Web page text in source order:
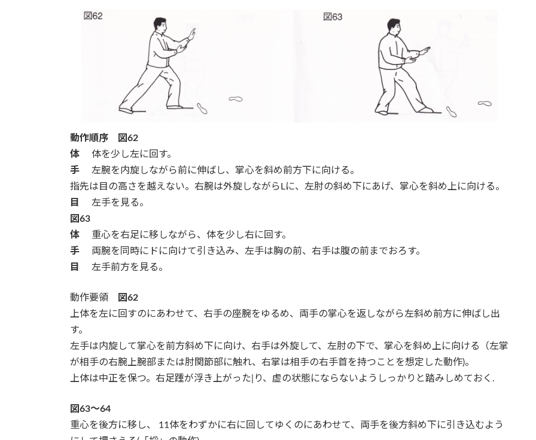
動作順序 図62
体 体を少し左に回す。
手 左腕を内旋しながら前に伸ばし、掌心を斜め前方下に向ける。
指先は目の高さを越えない。右腕は外旋しながらLに、左肘の斜め下にあげ、掌心を斜め上に向ける。
目
左手を見る。
図63
体 重心を右足に移しながら、体を少し右に回す。
手 両腕を同時にドに向けて引き込み、左手は胸の前、右手は腹の前までおろす。
目
左手前方を見る。
動作要領
図62
上体を左に回すのにあわせて、右手の座腕をゆるめ、両手の掌心を返しながら左斜め前方に伸ばし出
す。
左手は内旋して掌心を前方斜め下に向け、右手は外旋して、左肘の下で、掌心を斜め上に向ける（左掌
が相手の右腕上腕部または肘関節部に触れ、右掌は相手の右手首を持つことを想定した動作)。
上体は中正を保つ。右足踵が浮き上がった|り、虚の状態にならないようしっかりと踏みしめておく.
図63～64
重心を後方に移し、 11体をわずかに右に回してゆくのにあわせて、両手を後方斜め下に引き込むよう